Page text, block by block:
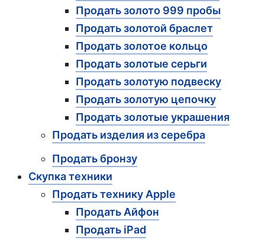
Продать золото 999 пробы
Продать золотой браслет
Продать золотое кольцо
Продать золотые серьги
Продать золотую подвеску
Продать золотую цепочку
Продать золотые украшения
Продать изделия из серебра
Продать бронзу
Скупка техники
Продать технику Apple
Продать Айфон
Продать iPad